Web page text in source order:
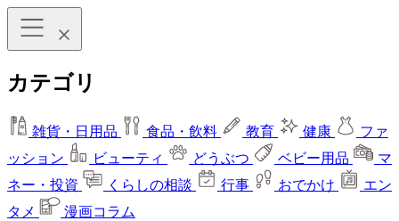
カテゴリ
雑貨・日用品 食品・飲料 教育 健康
ファ
ッション
ビューティ どうぶつ ベビー用品
マ
ネー・投資
くらしの相談 行事 おでかけ
エン
タメ
漫画コラム